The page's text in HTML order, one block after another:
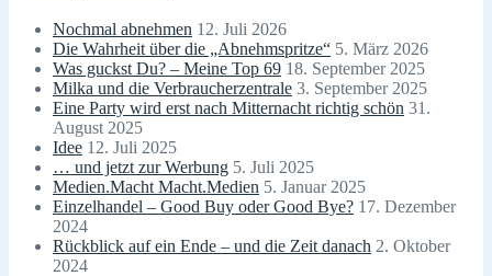
Nochmal abnehmen 12. Juli 2026
Die Wahrheit über die „Abnehmspritze“ 5. März 2026
Was guckst Du? – Meine Top 69 18. September 2025
Milka und die Verbraucherzentrale 3. September 2025
Eine Party wird erst nach Mitternacht richtig schön 31.
August 2025
Idee 12. Juli 2025
… und jetzt zur Werbung 5. Juli 2025
Medien.Macht Macht.Medien 5. Januar 2025
Einzelhandel – Good Buy oder Good Bye? 17. Dezember
2024
Rückblick auf ein Ende – und die Zeit danach 2. Oktober
2024